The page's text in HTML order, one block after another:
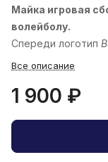
Майка игровая
волейболу.
Спереди логотип
«
Все описание
1 900 ₽